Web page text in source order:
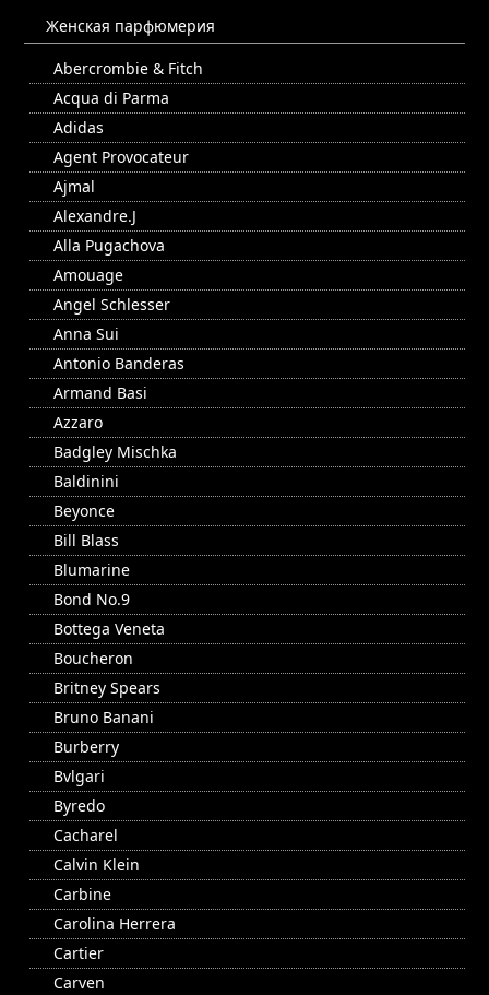
Женская парфюмерия
Abercrombie & Fitch
Acqua di Parma
Adidas
Agent Provocateur
Ajmal
Alexandre.J
Alla Pugachova
Amouage
Angel Schlesser
Anna Sui
Antonio Banderas
Armand Basi
Azzaro
Badgley Mischka
Baldinini
Beyonce
Bill Blass
Blumarine
Bond No.9
Bottega Veneta
Boucheron
Britney Spears
Bruno Banani
Burberry
Bvlgari
Byredo
Cacharel
Calvin Klein
Carbine
Carolina Herrera
Cartier
Carven